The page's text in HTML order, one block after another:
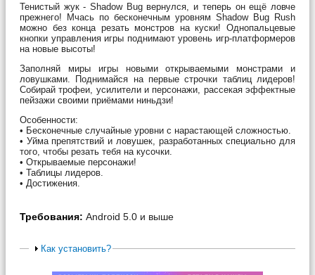
Тенистый жук - Shadow Bug вернулся, и теперь он ещё ловче
прежнего! Мчась по бесконечным уровням Shadow Bug Rush
можно без конца резать монстров на куски! Однопальцевые
кнопки управления игры поднимают уровень игр-платформеров
на новые высоты!
Заполняй миры игры новыми открываемыми монстрами и
ловушками. Поднимайся на первые строчки таблиц лидеров!
Собирай трофеи, усилители и персонажи, рассекая эффектные
пейзажи своими приёмами ниньдзи!
Особенности:
• Бесконечные случайные уровни с нарастающей сложностью.
• Уйма препятствий и ловушек, разработанных специально для
того, чтобы резать тебя на кусочки.
• Открываемые персонажи!
• Таблицы лидеров.
• Достижения.
Требования: Android 5.0 и выше
Как установить?